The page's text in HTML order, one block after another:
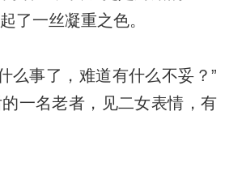
了一丝凝重之色。
事了，难道有什么不妥？”
一名老者，见二女表情，有